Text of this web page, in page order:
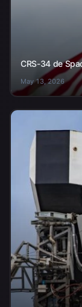
CRS-34 de
May 13, 2026